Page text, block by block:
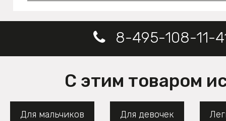
8-495-108-11-
С этим товаром
Для мальчиков Для девочек